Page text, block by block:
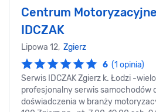
Centrum Motoryzacyjne
IDCZAK
Lipowa 12, Zgierz
6 (1 opinia)
Serwis IDCZAK Zgierz k. Łodzi -
profesjonalny serwis samochodów
doświadczenia w branży